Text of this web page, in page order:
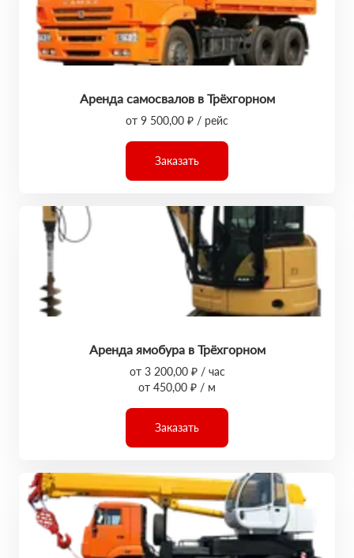
Аренда самосвалов в Трёхгорном
от 9 500,00 ₽ / рейс
Заказать
Аренда ямобура в Трёхгорном
от 3 200,00 ₽ / час
от 450,00 ₽ / м
Заказать